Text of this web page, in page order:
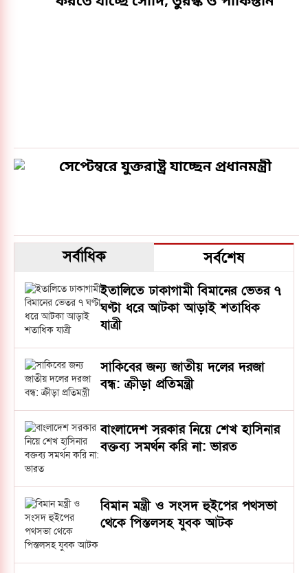
সেপ্টেম্বরে যুক্তরাষ্ট্র যাচ্ছেন প্রধানমন্ত্রী
সর্বাধিক সর্বশেষ
ইতালিতে ঢাকাগামী বিমানের ভেতর ৭
ঘণ্টা ধরে আটকা আড়াই শতাধিক
যাত্রী
সাকিবের জন্য জাতীয় দলের দরজা
বন্ধ: ক্রীড়া প্রতিমন্ত্রী
বাংলাদেশ সরকার নিয়ে শেখ হাসিনার
বক্তব্য সমর্থন করি না: ভারত
বিমান মন্ত্রী ও সংসদ হুইপের পথসভা
থেকে পিস্তলসহ যুবক আটক